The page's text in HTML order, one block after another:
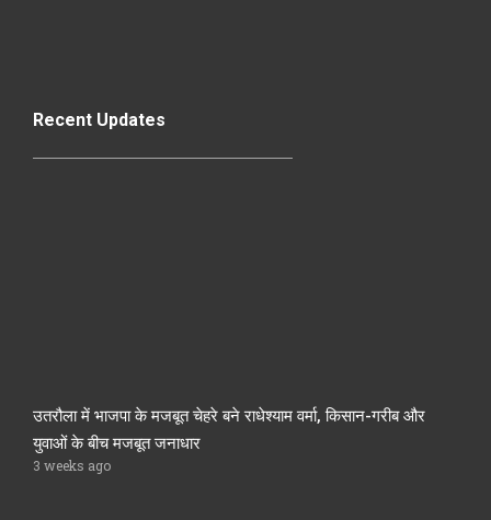
Recent Updates
उतरौला में भाजपा के मजबूत चेहरे बने राधेश्याम वर्मा, किसान-गरीब और
युवाओं के बीच मजबूत जनाधार
3 weeks ago